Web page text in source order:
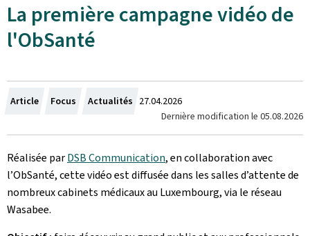
La première campagne vidéo de
l'ObSanté
Article Focus Actualités Crée
27.04.2026
Dernière modification le 05.08.2026
Réalisée parDSB Communication, en collaboration avec
l’ObSanté, cette vidéo est diffusée dans les salles d’attente de
nombreux cabinets médicaux au Luxembourg, via le réseau
Wasabee.